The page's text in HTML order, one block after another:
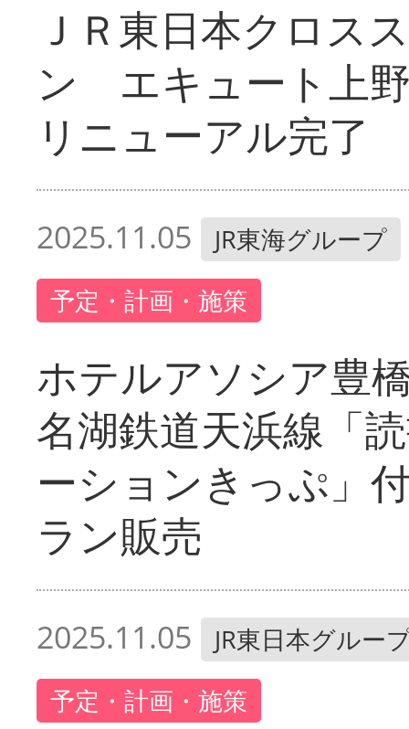
ＪＲ東日本クロス
ン エキュート上
リニューアル完了
2025.11.05
JR東海グループ
予定・計画・施策
ホテルアソシア豊
名湖鉄道天浜線「
ーションきっぷ」
ラン販売
2025.11.05
JR東日本グルー
予定・計画・施策